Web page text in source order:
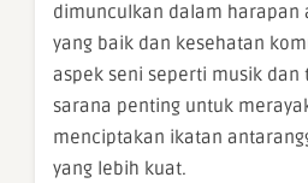
dimunculkan dalam harapan
yang baik dan kesehatan
aspek seni seperti musik
sarana penting untuk
menciptakan ikatan
yang lebih kuat.